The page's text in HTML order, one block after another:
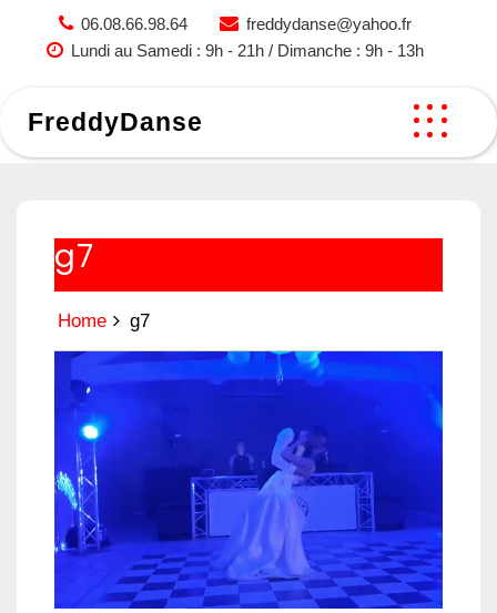
06.08.66.98.64
freddydanse@yahoo.fr
Lundi au Samedi : 9h - 21h / Dimanche : 9h - 13h
FreddyDanse
g7
Home g7